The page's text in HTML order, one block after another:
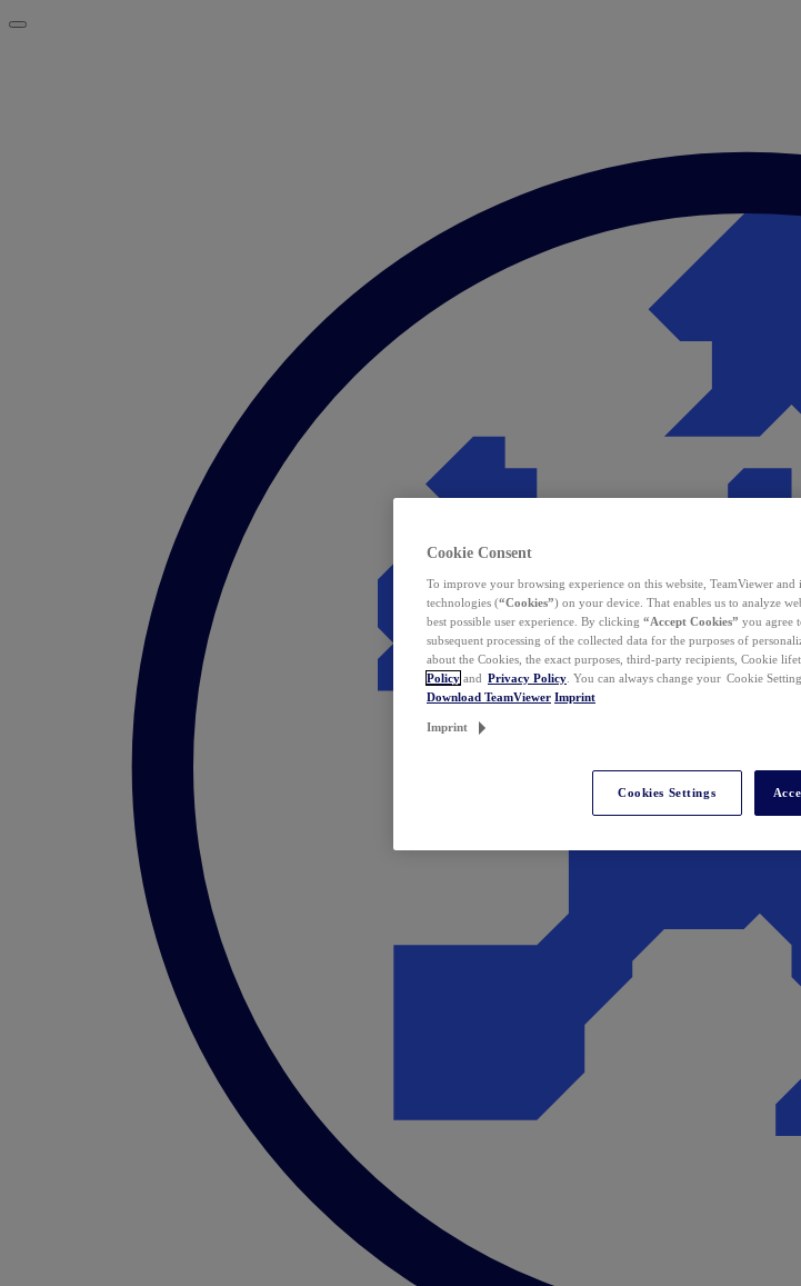
Cookie Consent
To improve your browsing experience on this website, TeamViewer
technologies (“Cookies”) on your device. That enables us to analyze
best possible user experience. By clicking “Accept Cookies” you agree
subsequent processing of the collected data for the purposes of
about the Cookies, the exact purposes, third-party recipients, Cookie
Policy and Privacy Policy . You can always change your Cookie
Download TeamViewer Imprint
Imprint
Cookies Settings